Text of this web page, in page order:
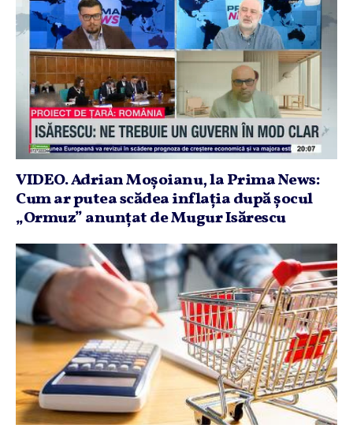
VIDEO. Adrian Moşoianu, la Prima News:
Cum ar putea scădea inflaţia după şocul
„Ormuz” anunţat de Mugur Isărescu